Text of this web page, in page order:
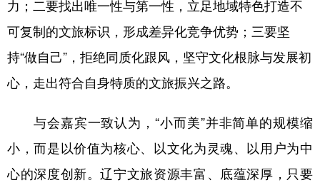
力；二要找出唯一性与第一性，立足地域特色打造不
可复制的文旅标识，形成差异化竞争优势；三要坚
持“做自己”，拒绝同质化跟风，坚守文化根脉与发展初
心，走出符合自身特质的文旅振兴之路。
与会嘉宾一致认为，“小而美”并非简单的规模缩
小，而是以价值为核心、以文化为灵魂、以用户为中
心的深度创新。辽宁文旅资源丰富、底蕴深厚，只要